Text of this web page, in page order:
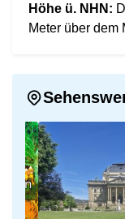
Höhe ü. NHN:
Meter über dem